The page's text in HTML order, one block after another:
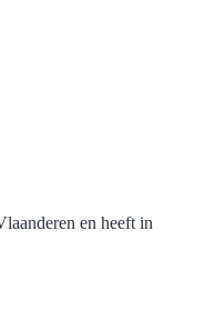
en heeft in